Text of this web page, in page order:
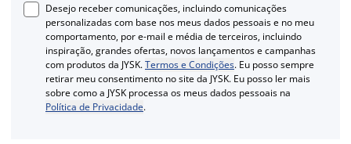
Desejo receber comunicações, incluindo comunicações
personalizadas com base nos meus dados pessoais e no meu
comportamento, por e-mail e média de terceiros, incluindo
inspiração, grandes ofertas, novos lançamentos e campanhas
com produtos da JYSK.Termos e Condições. Eu posso sempre
retirar meu consentimento no site da JYSK. Eu posso ler mais
sobre como a JYSK processa os meus dados pessoais na
Política de Privacidade.